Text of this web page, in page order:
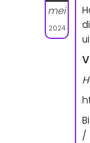
mei
2024
/